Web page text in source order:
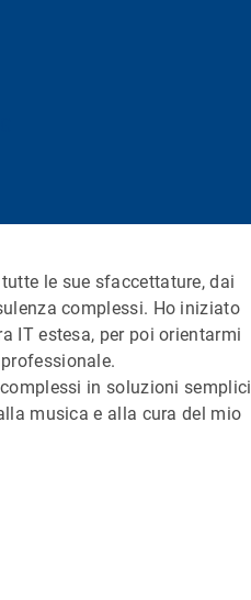
le sue sfaccettature, dai
complessi. Ho iniziato
IT estesa, per poi orientarmi
in soluzioni semplici
musica e alla cura del mio